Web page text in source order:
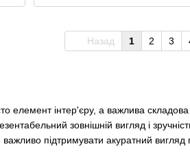
елемент інтер'єру, а важлива
зовнішній вигляд і
підтримувати акуратний вигляд
Назад 1 2 3